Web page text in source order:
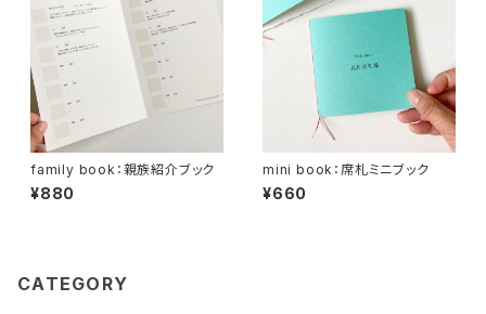
family book：親族紹介ブック
¥880
mini book：席札ミニブック
¥660
CATEGORY